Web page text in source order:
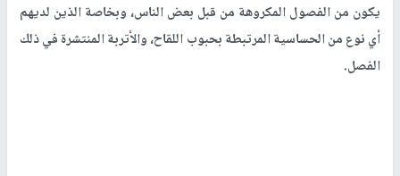
يكون من الفصول المكروهة من قبل بعض الناس، وبخاصة الذين لديهم
أي نوع من الحساسية المرتبطة بحبوب اللقاح، والأتربة المنتشرة في ذلك
الفصل.